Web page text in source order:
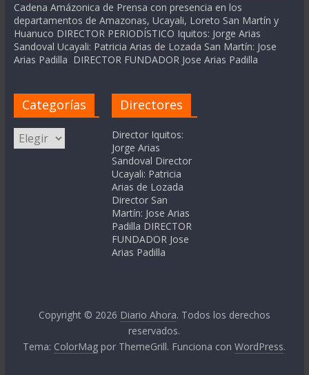
Cadena Amázonica de Prensa con presencia en los
departamentos de Amazonas, Ucayali, Loreto San Martín y
Huanuco DIRECTOR PERIODÍSTICO Iquitos: Jorge Arias
Sandoval Ucayali: Patricia Arias de Lozada San Martín: Jose
Arias Padilla DIRECTOR FUNDADOR Jose Arias Padilla
Categorías
Categorías
Directores
Director Iquitos:
Jorge Arias
Sandoval Director
Ucayali: Patricia
Arias de Lozada
Director San
Martín: Jose Arias
Padilla DIRECTOR
FUNDADOR Jose
Arias Padilla
Copyright © 2026 Diario Ahora. Todos los derechos
reservados.
Tema: ColorMag por ThemeGrill. Funciona conWordPress.